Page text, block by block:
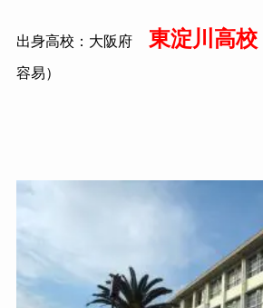
出身高校：大阪府 東淀川高校
容易）